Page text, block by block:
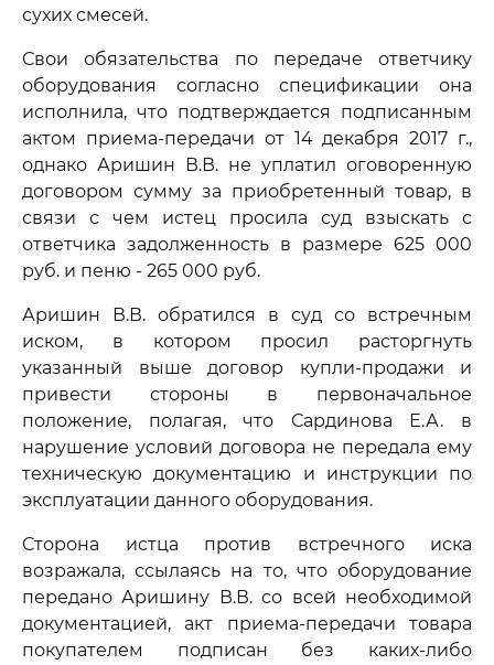
сухих смесей.
Свои обязательства по передаче ответчику
оборудования согласно спецификации она
исполнила, что подтверждается подписанным
актом приема-передачи от 14 декабря 2017 г.,
однако Аришин В.В. не уплатил оговоренную
договором сумму за приобретенный товар, в
связи с чем истец просила суд взыскать с
ответчика задолженность в размере 625 000
руб. и пеню - 265 000 руб.
Аришин В.В. обратился в суд со встречным
иском, в котором просил расторгнуть
указанный выше договор купли-продажи и
привести стороны в первоначальное
положение, полагая, что Сардинова Е.А. в
нарушение условий договора не передала ему
техническую документацию и инструкции по
эксплуатации данного оборудования.
Сторона истца против встречного иска
возражала, ссылаясь на то, что оборудование
передано Аришину В.В. со всей необходимой
документацией, акт приема-передачи товара
покупателем подписан без каких-либо